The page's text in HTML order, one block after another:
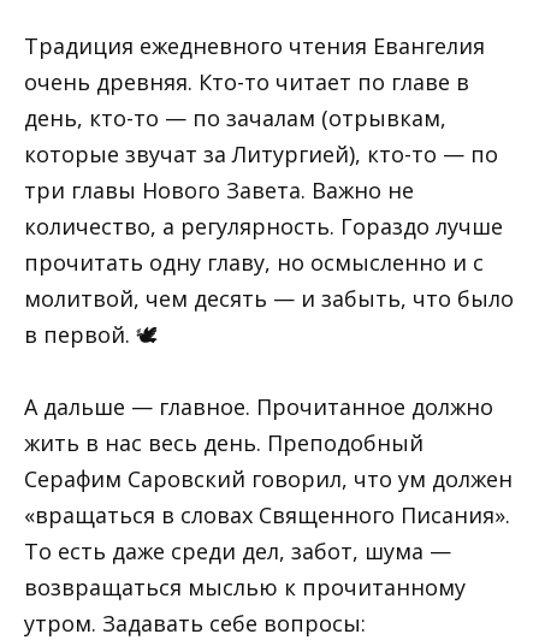
Традиция ежедневного чтения Евангелия
очень древняя. Кто-то читает по главе в
день, кто-то — по зачалам (отрывкам,
которые звучат за Литургией), кто-то — по
три главы Нового Завета. Важно не
количество, а регулярность. Гораздо лучше
прочитать одну главу, но осмысленно и с
молитвой, чем десять — и забыть, что было
в первой. 🕊
А дальше — главное. Прочитанное должно
жить в нас весь день. Преподобный
Серафим Саровский говорил, что ум должен
«вращаться в словах Священного Писания».
То есть даже среди дел, забот, шума —
возвращаться мыслью к прочитанному
утром. Задавать себе вопросы: